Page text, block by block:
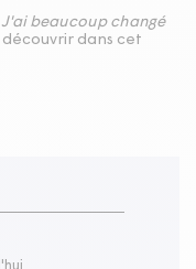
J'ai beaucoup changé
dans cet